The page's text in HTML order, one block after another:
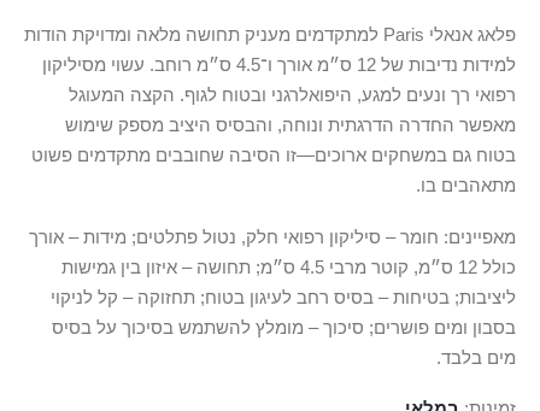
פלאג אנאלי Paris למתקדמים מעניק תחושה מלאה ומדויקת הודות
למידות נדיבות של 12 ס״מ אורך ו־4.5 ס״מ רוחב. עשוי מסיליקון
רפואי רך ונעים למגע, היפואלרגני ובטוח לגוף. הקצה המעוגל
מאפשר החדרה הדרגתית ונוחה, והבסיס היציב מספק שימוש
בטוח גם במשחקים ארוכים—זו הסיבה שחובבים מתקדמים פשוט
מתאהבים בו.
מאפיינים: חומר – סיליקון רפואי חלק, נטול פתלטים; מידות – אורך
כולל 12 ס״מ, קוטר מרבי 4.5 ס״מ; תחושה – איזון בין גמישות
ליציבות; בטיחות – בסיס רחב לעיגון בטוח; תחזוקה – קל לניקוי
בסבון ומים פושרים; סיכוך – מומלץ להשתמש בסיכוך על בסיס
מים בלבד.